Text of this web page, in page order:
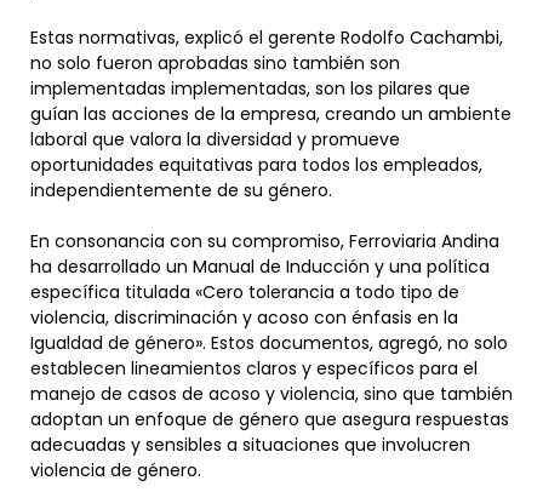
Estas normativas, explicó el gerente Rodolfo Cachambi,
no solo fueron aprobadas sino también son
implementadas implementadas, son los pilares que
guían las acciones de la empresa, creando un ambiente
laboral que valora la diversidad y promueve
oportunidades equitativas para todos los empleados,
independientemente de su género.
En consonancia con su compromiso, Ferroviaria Andina
ha desarrollado un Manual de Inducción y una política
específica titulada «Cero tolerancia a todo tipo de
violencia, discriminación y acoso con énfasis en la
Igualdad de género». Estos documentos, agregó, no solo
establecen lineamientos claros y específicos para el
manejo de casos de acoso y violencia, sino que también
adoptan un enfoque de género que asegura respuestas
adecuadas y sensibles a situaciones que involucren
violencia de género.